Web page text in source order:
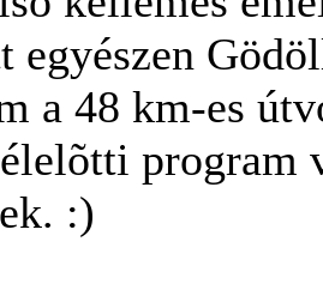
egyészen
a 48 km-es
program
:)